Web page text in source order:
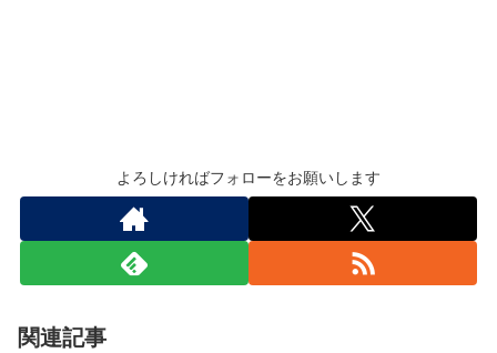
よろしければフォローをお願いします
関連記事